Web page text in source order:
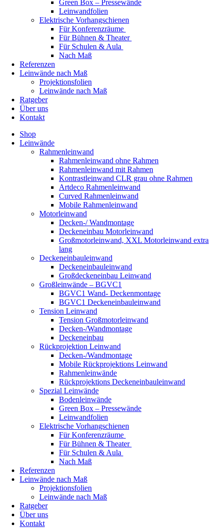
Green Box – Pressewände
Leinwandfolien
Elektrische Vorhangschienen
Für Konferenzräume
Für Bühnen & Theater
Für Schulen & Aula
Nach Maß
Referenzen
Leinwände nach Maß
Projektionsfolien
Leinwände nach Maß
Ratgeber
Über uns
Kontakt
Shop
Leinwände
Rahmenleinwand
Rahmenleinwand ohne Rahmen
Rahmenleinwand mit Rahmen
Kontrastleinwand CLR grau ohne Rahmen
Artdeco Rahmenleinwand
Curved Rahmenleinwand
Mobile Rahmenleinwand
Motorleinwand
Decken-/ Wandmontage
Deckeneinbau Motorleinwand
Großmotorleinwand, XXL Motorleinwand extra
lang
Deckeneinbauleinwand
Deckeneinbauleinwand
Großdeckeneinbau Leinwand
Großleinwände – BGVC1
BGVC1 Wand- Deckenmontage
BGVC1 Deckeneinbauleinwand
Tension Leinwand
Tension Großmotorleinwand
Decken-/Wandmontage
Deckeneinbau
Rückprojektion Leinwand
Decken-/Wandmontage
Mobile Rückprojektions Leinwand
Rahmenleinwände
Rückprojektions Deckeneinbauleinwand
Spezial Leinwände
Bodenleinwände
Green Box – Pressewände
Leinwandfolien
Elektrische Vorhangschienen
Für Konferenzräume
Für Bühnen & Theater
Für Schulen & Aula
Nach Maß
Referenzen
Leinwände nach Maß
Projektionsfolien
Leinwände nach Maß
Ratgeber
Über uns
Kontakt